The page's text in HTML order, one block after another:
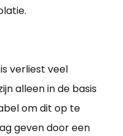
verliest veel
alleen in de basis
om dit op te
geven door een